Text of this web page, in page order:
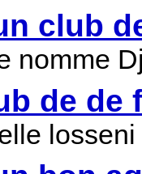
club
nomme
de de